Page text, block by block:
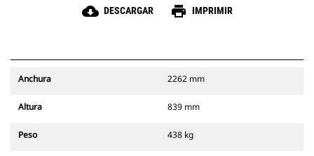
cloud_download DESCARGAR print IMPRIMIR
Anchura 2262 mm
Altura 839 mm
Peso 438 kg